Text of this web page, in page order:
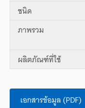
ชนิด
ภาพรวม
ผลิตภัณฑ์ที่ใช้
เอกสารข้อมูล (PDF)